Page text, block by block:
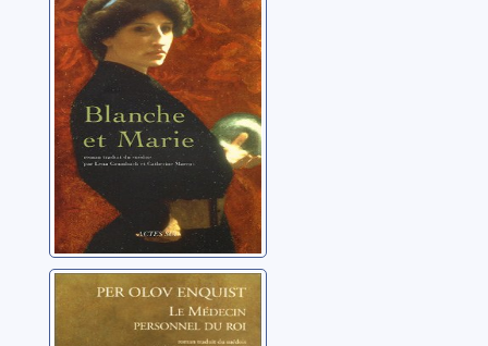
Enquist, Per Olov
Le médecin
personnel du roi